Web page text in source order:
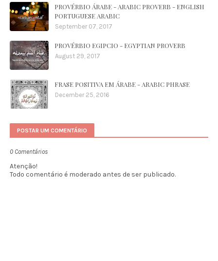
PROVÉRBIO ÁRABE - ARABIC PROVERB - ENGLISH
PORTUGUESE ARABIC
September 07, 2017
PROVÉRBIO EGIPCIO - EGYPTIAN PROVERB
August 29, 2017
FRASE POSITIVA EM ÁRABE - ARABIC PHRASE
December 25, 2016
POSTAR UM COMENTÁRIO
0 Comentários
Atenção!
Todo comentário é moderado antes de ser publicado.